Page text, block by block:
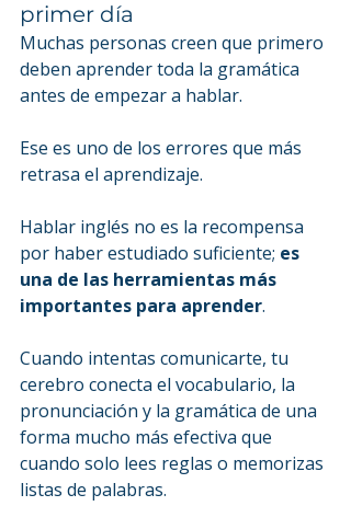
primer día
Muchas personas creen que primero
deben aprender toda la gramática
antes de empezar a hablar.
Ese es uno de los errores que más
retrasa el aprendizaje.
Hablar inglés no es la recompensa
por haber estudiado suficiente; es
una de las herramientas más
importantes para aprender.
Cuando intentas comunicarte, tu
cerebro conecta el vocabulario, la
pronunciación y la gramática de una
forma mucho más efectiva que
cuando solo lees reglas o memorizas
listas de palabras.